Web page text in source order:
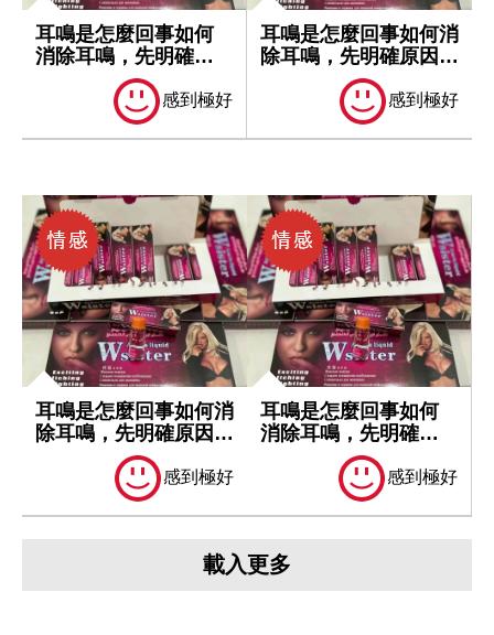
耳鳴是怎麼回事如何
消除耳鳴，先明確原
感到極好
耳鳴是怎麼回事如何消
除耳鳴，先明確原因再
感到極好
耳鳴是怎麼回事如何消
除耳鳴，先明確原因再
感到極好
耳鳴是怎麼回事如何
消除耳鳴，先明確原
感到極好
載入更多